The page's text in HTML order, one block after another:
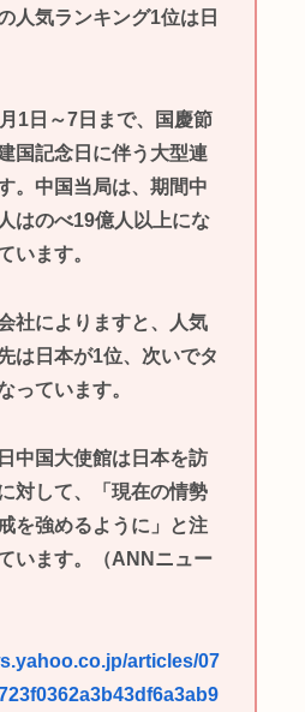
人気ランキング1位は日
1日～7日まで、国慶節
国記念日に伴う大型連
。中国当局は、期間中
はのべ19億人以上にな
います。
社によりますと、人気
は日本が1位、次いでタ
っています。
中国大使館は日本を訪
対して、「現在の情勢
を強めるように」と注
います。（ANNニュー
articles/07